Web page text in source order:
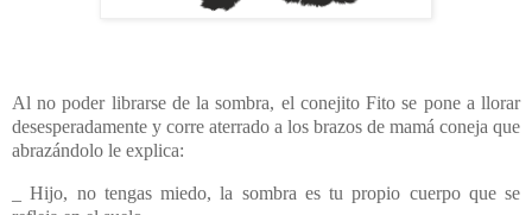
Al no poder librarse de la sombra, el conejito Fito se pone a llorar
desesperadamente y corre aterrado a los brazos de mamá coneja que
abrazándolo le explica:
_ Hijo, no tengas miedo, la sombra es tu propio cuerpo que se